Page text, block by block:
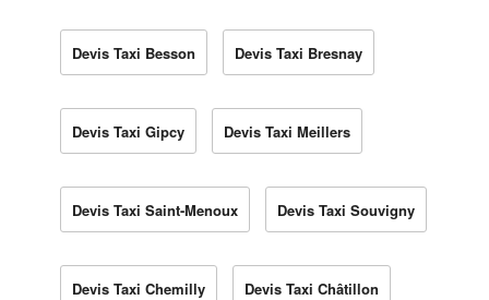
Devis Taxi Besson Devis Taxi Bresnay
Devis Taxi Gipcy Devis Taxi Meillers
Devis Taxi Saint-Menoux Devis Taxi Souvigny
Devis Taxi Chemilly Devis Taxi Châtillon